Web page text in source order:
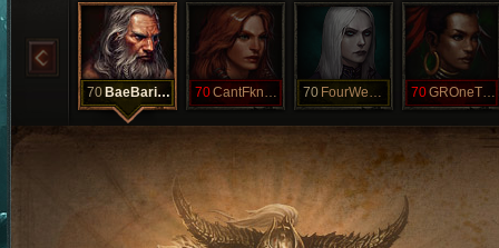
70 BaeBarian 70 CantFknDoSht 70 FourWeapons 70 GROneThirty